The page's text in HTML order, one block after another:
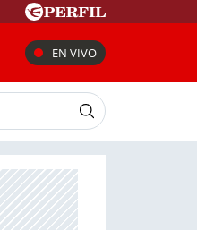
EN VIVO